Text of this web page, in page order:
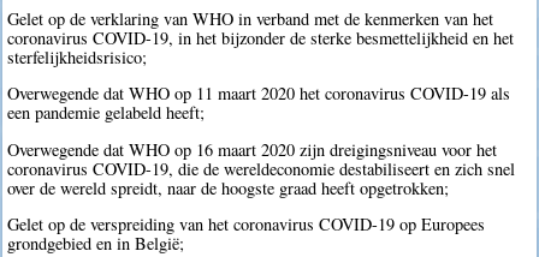
Gelet op de verklaring van WHO in verband met de kenmerken van het
coronavirus COVID-19, in het bijzonder de sterke besmettelijkheid en het
sterfelijkheidsrisico;
Overwegende dat WHO op 11 maart 2020 het coronavirus COVID-19 als
een pandemie gelabeld heeft;
Overwegende dat WHO op 16 maart 2020 zijn dreigingsniveau voor het
coronavirus COVID-19, die de wereldeconomie destabiliseert en zich snel
over de wereld spreidt, naar de hoogste graad heeft opgetrokken;
Gelet op de verspreiding van het coronavirus COVID-19 op Europees
grondgebied en in België;